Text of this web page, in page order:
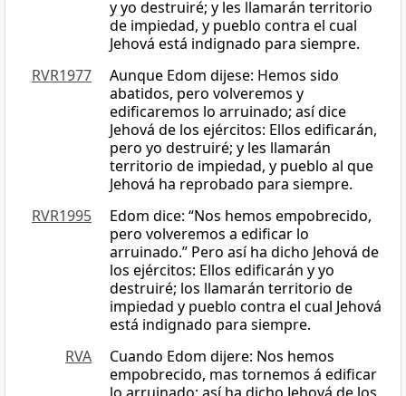
y yo destruiré; y les llamarán territorio
de impiedad, y pueblo contra el cual
Jehová está indignado para siempre.
RVR1977
Aunque Edom dijese: Hemos sido
abatidos, pero volveremos y
edificaremos lo arruinado; así dice
Jehová de los ejércitos: Ellos edificarán,
pero yo destruiré; y les llamarán
territorio de impiedad, y pueblo al que
Jehová ha reprobado para siempre.
RVR1995
Edom dice: “Nos hemos empobrecido,
pero volveremos a edificar lo
arruinado.” Pero así ha dicho Jehová de
los ejércitos: Ellos edificarán y yo
destruiré; los llamarán territorio de
impiedad y pueblo contra el cual Jehová
está indignado para siempre.
RVA
Cuando Edom dijere: Nos hemos
empobrecido, mas tornemos á edificar